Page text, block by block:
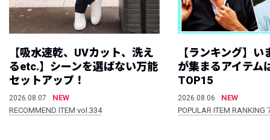
【吸水速乾、UVカット、洗え
るetc.】シーンを選ばない万能
セットアップ！
2026.08.07
NEW
RECOMMEND ITEM vol.334
【ランキング】
が集まるアイテム
TOP15
2026.08.06
NEW
POPULAR ITEM